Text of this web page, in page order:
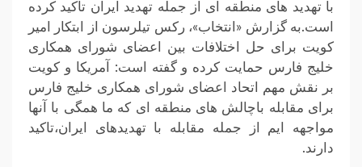
با تهدید های منطقه ای از جمله تهدید ایران تاکید کرده
است.به گزارش «انتخاب»، رکس تیلرسون از ابتکار امیر
کویت برای حل اختلافات بین اعضای شورای همکاری
خلیج فارس حمایت کرده و گفته است: آمریکا و کویت
بر نقش مهم اتحاد اعضای شورای همکاری خلیج فارس
برای مقابله باچالش های منطقه ای که ما همگی با آنها
مواجهه ایم از جمله مقابله با تهدیدهای ایران،تاکید
دارند.